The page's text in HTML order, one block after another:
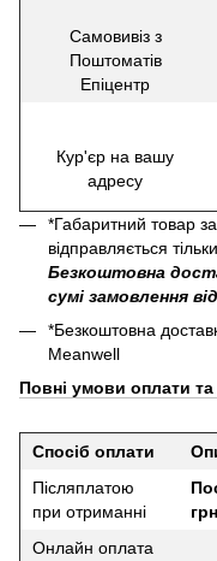
Самовивіз з
Поштоматів
Епіцентр
Кур'єр на вашу
адресу
*Габаритний товар
відправляється
Безкоштовна
сумі замовлення
*Безкоштовна
Meanwell
Повні умови оплати
Спосіб оплати
Післяплатою
при отриманні
Онлайн оплата